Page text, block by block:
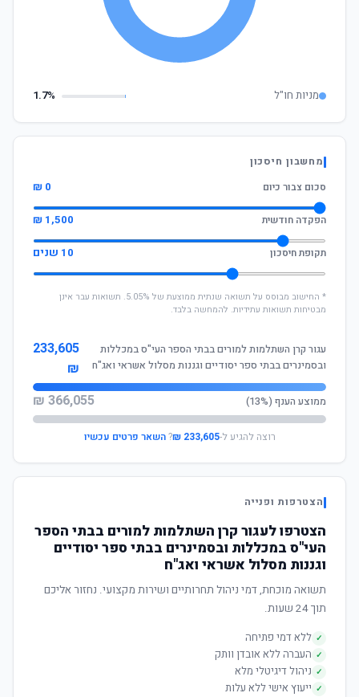
מניות חו"ל 1.7%
מחשבון חיסכון
סכום צבור כיום
0 ₪
הפקדה חודשית 1,500 ₪
תקופת חיסכון 10 שנים
* החישוב מבוסס על תשואה שנתית ממוצעת של 5.05%. תשואות עבר אינן
מבטיחות תשואות עתידיות. להמחשה בלבד.
עגור קרן השתלמות למורים בבתי הספר העי"ס במכללות
ובסמינרים בבתי ספר יסודיים וגננות מסלול אשראי ואג"ח
233,605
₪
ממוצע הענף (13%) 366,055 ₪
רוצה להגיע ל-233,605 ₪
?השאר פרטים עכשיו
הצטרפות ופנייה
הצטרפו לעגור קרן השתלמות למורים בבתי הספר
העי"ס במכללות ובסמינרים בבתי ספר יסודיים
וגננות מסלול אשראי ואג"ח
תשואה מוכחת, דמי ניהול תחרותיים ושירות מקצועי. נחזור אליכם
תוך 24 שעות.
✓ ללא דמי פתיחה
✓ העברה ללא אובדן וותק
✓ ניהול דיגיטלי מלא
✓ ייעוץ אישי ללא עלות